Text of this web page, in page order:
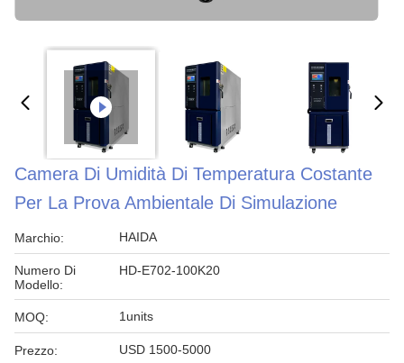
Camera Di Umidità Di Temperatura Costante
Per La Prova Ambientale Di Simulazione
Marchio: HAIDA
Numero Di
Modello:
HD-E702-100K20
MOQ: 1units
Prezzo: USD 1500-5000